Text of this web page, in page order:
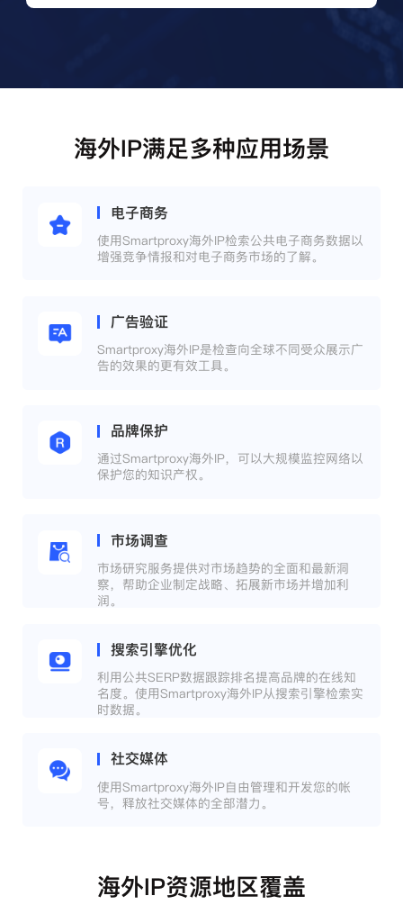
海外IP满足多种应用场景
电子商务
使用Smartproxy海外IP检索公共电子商务数据以
增强竞争情报和对电子商务市场的了解。
广告验证
Smartproxy海外IP是检查向全球不同受众展示广
告的效果的更有效工具。
品牌保护
通过Smartproxy海外IP，可以大规模监控网络以
保护您的知识产权。
市场调查
市场研究服务提供对市场趋势的全面和最新洞
察，帮助企业制定战略、拓展新市场并增加利
润。
搜索引擎优化
利用公共SERP数据跟踪排名提高品牌的在线知
名度。使用Smartproxy海外IP从搜索引擎检索实
时数据。
社交媒体
使用Smartproxy海外IP自由管理和开发您的帐
号，释放社交媒体的全部潜力。
海外IP资源地区覆盖